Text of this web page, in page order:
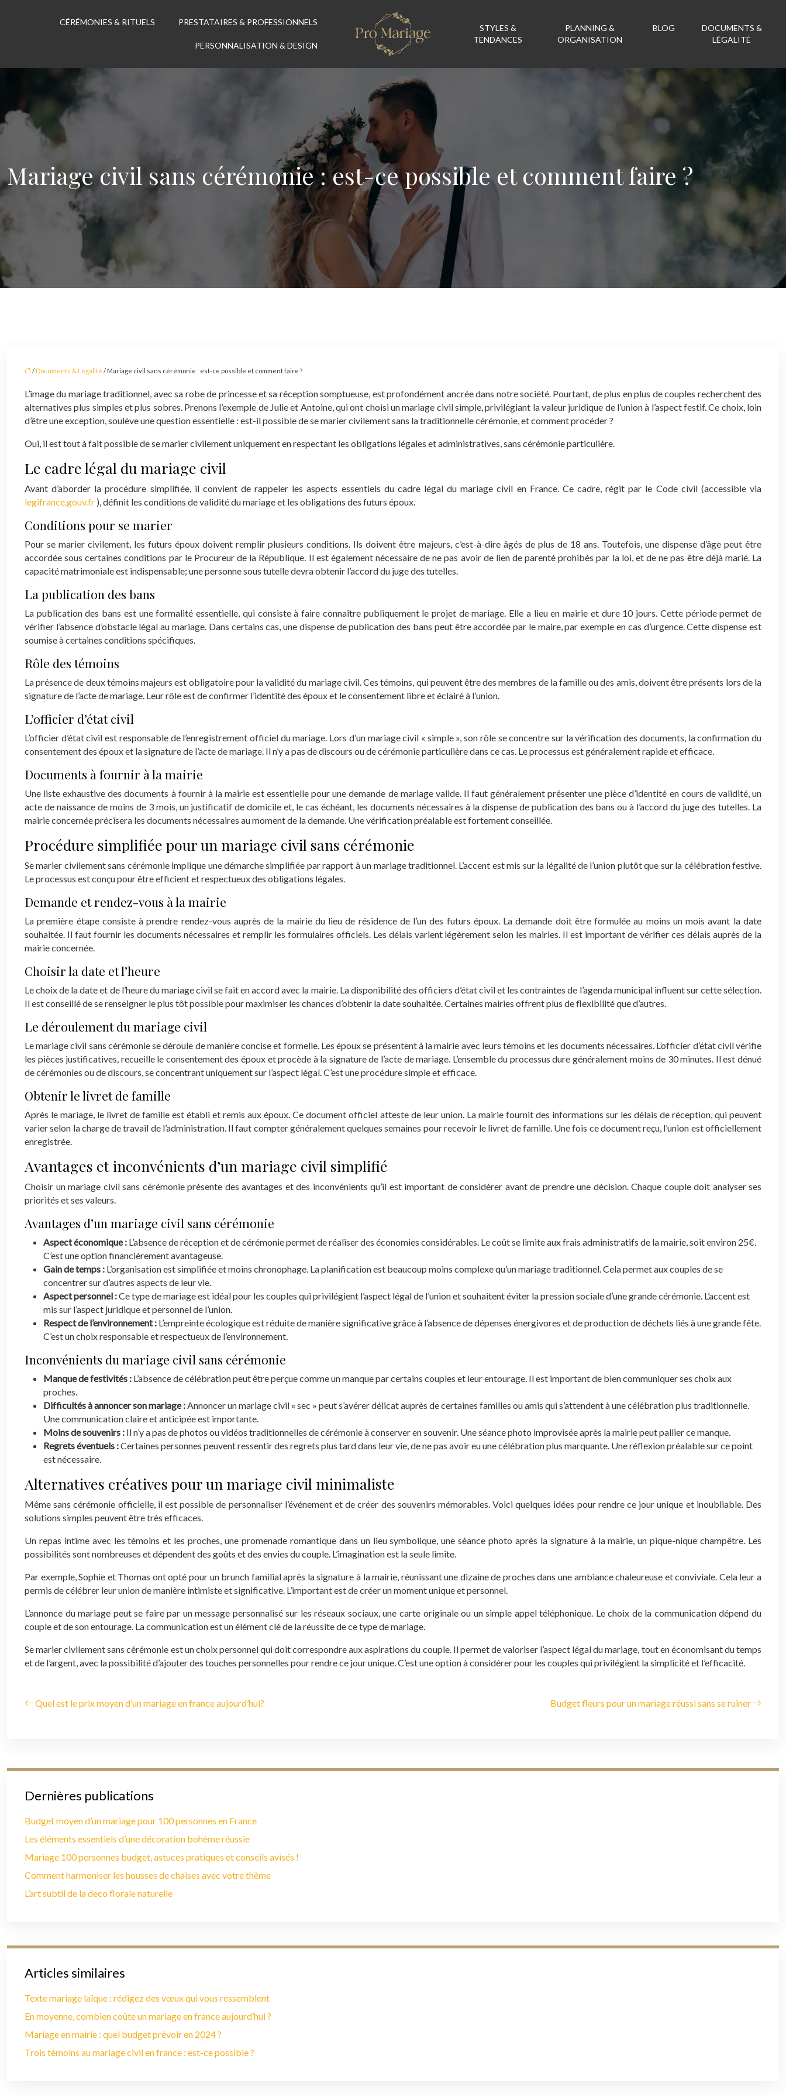
PRESTATAIRES & PROFESSIONNELS
CÉRÉMONIES & RITUELS
PERSONNALISATION & DESIGN
STYLES &
TENDANCES
PLANNING &
ORGANISATION
BLOG
DOCUMENTS &
LÉGALITÉ
Mariage civil sans cérémonie : est-ce possible et comment faire ?
/ Documents & Légalité / Mariage civil sans cérémonie : est-ce possible et comment faire ?
L’image du mariage traditionnel, avec sa robe de princesse et sa réception somptueuse, est profondément ancrée dans notre société. Pourtant, de plus en plus de couples recherchent des
alternatives plus simples et plus sobres. Prenons l’exemple de Julie et Antoine, qui ont choisi un mariage civil simple, privilégiant la valeur juridique de l’union à l’aspect festif. Ce choix, loin
d’être une exception, soulève une question essentielle : est-il possible de se marier civilement sans la traditionnelle cérémonie, et comment procéder ?
Oui, il est tout à fait possible de se marier civilement uniquement en respectant les obligations légales et administratives, sans cérémonie particulière.
Le cadre légal du mariage civil
Avant d’aborder la procédure simplifiée, il convient de rappeler les aspects essentiels du cadre légal du mariage civil en France. Ce cadre, régit par le Code civil (accessible via
legifrance.gouv.fr ), définit les conditions de validité du mariage et les obligations des futurs époux.
Conditions pour se marier
Pour se marier civilement, les futurs époux doivent remplir plusieurs conditions. Ils doivent être majeurs, c’est-à-dire âgés de plus de 18 ans. Toutefois, une dispense d’âge peut être
accordée sous certaines conditions par le Procureur de la République. Il est également nécessaire de ne pas avoir de lien de parenté prohibés par la loi, et de ne pas être déjà marié. La
capacité matrimoniale est indispensable; une personne sous tutelle devra obtenir l’accord du juge des tutelles.
La publication des bans
La publication des bans est une formalité essentielle, qui consiste à faire connaître publiquement le projet de mariage. Elle a lieu en mairie et dure 10 jours. Cette période permet de
vérifier l’absence d’obstacle légal au mariage. Dans certains cas, une dispense de publication des bans peut être accordée par le maire, par exemple en cas d’urgence. Cette dispense est
soumise à certaines conditions spécifiques.
Rôle des témoins
La présence de deux témoins majeurs est obligatoire pour la validité du mariage civil. Ces témoins, qui peuvent être des membres de la famille ou des amis, doivent être présents lors de la
signature de l’acte de mariage. Leur rôle est de confirmer l’identité des époux et le consentement libre et éclairé à l’union.
L’officier d’état civil
L’officier d’état civil est responsable de l’enregistrement officiel du mariage. Lors d’un mariage civil « simple », son rôle se concentre sur la vérification des documents, la confirmation du
consentement des époux et la signature de l’acte de mariage. Il n’y a pas de discours ou de cérémonie particulière dans ce cas. Le processus est généralement rapide et efficace.
Documents à fournir à la mairie
Une liste exhaustive des documents à fournir à la mairie est essentielle pour une demande de mariage valide. Il faut généralement présenter une pièce d’identité en cours de validité, un
acte de naissance de moins de 3 mois, un justificatif de domicile et, le cas échéant, les documents nécessaires à la dispense de publication des bans ou à l’accord du juge des tutelles. La
mairie concernée précisera les documents nécessaires au moment de la demande. Une vérification préalable est fortement conseillée.
Procédure simplifiée pour un mariage civil sans cérémonie
Se marier civilement sans cérémonie implique une démarche simplifiée par rapport à un mariage traditionnel. L’accent est mis sur la légalité de l’union plutôt que sur la célébration festive.
Le processus est conçu pour être efficient et respectueux des obligations légales.
Demande et rendez-vous à la mairie
La première étape consiste à prendre rendez-vous auprès de la mairie du lieu de résidence de l’un des futurs époux. La demande doit être formulée au moins un mois avant la date
souhaitée. Il faut fournir les documents nécessaires et remplir les formulaires officiels. Les délais varient légèrement selon les mairies. Il est important de vérifier ces délais auprès de la
mairie concernée.
Choisir la date et l’heure
Le choix de la date et de l’heure du mariage civil se fait en accord avec la mairie. La disponibilité des officiers d’état civil et les contraintes de l’agenda municipal influent sur cette sélection.
Il est conseillé de se renseigner le plus tôt possible pour maximiser les chances d’obtenir la date souhaitée. Certaines mairies offrent plus de flexibilité que d’autres.
Le déroulement du mariage civil
Le mariage civil sans cérémonie se déroule de manière concise et formelle. Les époux se présentent à la mairie avec leurs témoins et les documents nécessaires. L’officier d’état civil vérifie
les pièces justificatives, recueille le consentement des époux et procède à la signature de l’acte de mariage. L’ensemble du processus dure généralement moins de 30 minutes. Il est dénué
de cérémonies ou de discours, se concentrant uniquement sur l’aspect légal. C’est une procédure simple et efficace.
Obtenir le livret de famille
Après le mariage, le livret de famille est établi et remis aux époux. Ce document officiel atteste de leur union. La mairie fournit des informations sur les délais de réception, qui peuvent
varier selon la charge de travail de l’administration. Il faut compter généralement quelques semaines pour recevoir le livret de famille. Une fois ce document reçu, l’union est officiellement
enregistrée.
Avantages et inconvénients d’un mariage civil simplifié
Choisir un mariage civil sans cérémonie présente des avantages et des inconvénients qu’il est important de considérer avant de prendre une décision. Chaque couple doit analyser ses
priorités et ses valeurs.
Avantages d’un mariage civil sans cérémonie
Aspect économique : L’absence de réception et de cérémonie permet de réaliser des économies considérables. Le coût se limite aux frais administratifs de la mairie, soit environ 25€.
C’est une option financièrement avantageuse.
Gain de temps : L’organisation est simplifiée et moins chronophage. La planification est beaucoup moins complexe qu’un mariage traditionnel. Cela permet aux couples de se
concentrer sur d’autres aspects de leur vie.
Aspect personnel :Ce type de mariage est idéal pour les couples qui privilégient l’aspect légal de l’union et souhaitent éviter la pression sociale d’une grande cérémonie. L’accent est
mis sur l’aspect juridique et personnel de l’union.
Respect de l’environnement : L’empreinte écologique est réduite de manière significative grâce à l’absence de dépenses énergivores et de production de déchets liés à une grande fête.
C’est un choix responsable et respectueux de l’environnement.
Inconvénients du mariage civil sans cérémonie
Manque de festivités : L’absence de célébration peut être perçue comme un manque par certains couples et leur entourage. Il est important de bien communiquer ses choix aux
proches.
Difficultés à annoncer son mariage :Annoncer un mariage civil « sec » peut s’avérer délicat auprès de certaines familles ou amis qui s’attendent à une célébration plus traditionnelle.
Une communication claire et anticipée est importante.
Moins de souvenirs : Il n’y a pas de photos ou vidéos traditionnelles de cérémonie à conserver en souvenir. Une séance photo improvisée après la mairie peut pallier ce manque.
Regrets éventuels :Certaines personnes peuvent ressentir des regrets plus tard dans leur vie, de ne pas avoir eu une célébration plus marquante. Une réflexion préalable sur ce point
est nécessaire.
Alternatives créatives pour un mariage civil minimaliste
Même sans cérémonie officielle, il est possible de personnaliser l’événement et de créer des souvenirs mémorables. Voici quelques idées pour rendre ce jour unique et inoubliable. Des
solutions simples peuvent être très efficaces.
Un repas intime avec les témoins et les proches, une promenade romantique dans un lieu symbolique, une séance photo après la signature à la mairie, un pique-nique champêtre. Les
possibilités sont nombreuses et dépendent des goûts et des envies du couple. L’imagination est la seule limite.
Par exemple, Sophie et Thomas ont opté pour un brunch familial après la signature à la mairie, réunissant une dizaine de proches dans une ambiance chaleureuse et conviviale. Cela leur a
permis de célébrer leur union de manière intimiste et significative. L’important est de créer un moment unique et personnel.
L’annonce du mariage peut se faire par un message personnalisé sur les réseaux sociaux, une carte originale ou un simple appel téléphonique. Le choix de la communication dépend du
couple et de son entourage. La communication est un élément clé de la réussite de ce type de mariage.
Se marier civilement sans cérémonie est un choix personnel qui doit correspondre aux aspirations du couple. Il permet de valoriser l’aspect légal du mariage, tout en économisant du temps
et de l’argent, avec la possibilité d’ajouter des touches personnelles pour rendre ce jour unique. C’est une option à considérer pour les couples qui privilégient la simplicité et l’efficacité.
Quel est le prix moyen d’un mariage en france aujourd’hui? Budget fleurs pour un mariage réussi sans se ruiner
Dernières publications
Budget moyen d’un mariage pour 100 personnes en France
Les éléments essentiels d’une décoration bohème réussie
Mariage 100 personnes budget, astuces pratiques et conseils avisés !
Comment harmoniser les housses de chaises avec votre thème
L’art subtil de la deco florale naturelle
Articles similaires
Texte mariage laïque : rédigez des vœux qui vous ressemblent
En moyenne, combien coûte un mariage en france aujourd’hui ?
Mariage en mairie : quel budget prévoir en 2024 ?
Trois témoins au mariage civil en france : est-ce possible ?